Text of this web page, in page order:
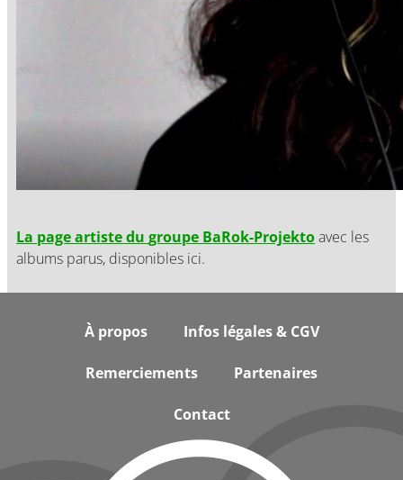
La page artiste du groupe BaRok-Projektoavec les
albums parus, disponibles ici.
À propos Infos légales & CGV
Remerciements Partenaires
Contact